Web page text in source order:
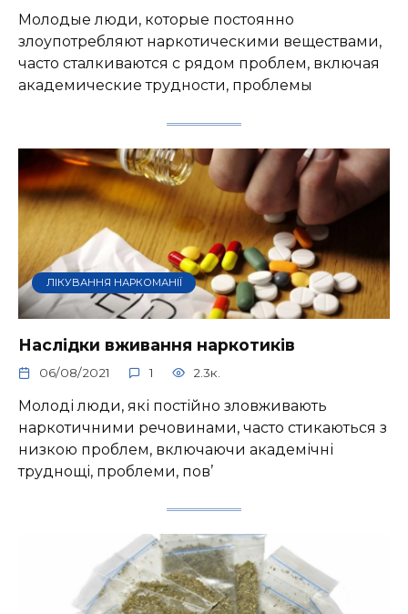
Молодые люди, которые постоянно
злоупотребляют наркотическими веществами,
часто сталкиваются с рядом проблем, включая
академические трудности, проблемы
ЛІКУВАННЯ НАРКОМАНІЇ
Наслідки вживання наркотиків
06/08/2021 1 2.3к.
Молоді люди, які постійно зловживають
наркотичними речовинами, часто стикаються з
низкою проблем, включаючи академічні
труднощі, проблеми, пов’